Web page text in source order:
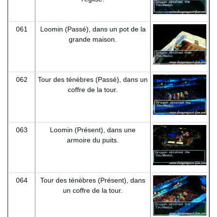
061
Loomin (Passé), dans un pot de la
grande maison.
062
Tour des ténèbres (Passé), dans un
coffre de la tour.
063
Loomin (Présent), dans une
armoire du puits.
064
Tour des ténèbres (Présent), dans
un coffre de la tour.